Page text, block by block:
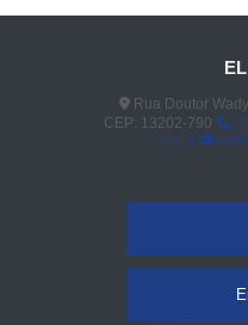
Rua Doutor
CEP: 13202-790
0413